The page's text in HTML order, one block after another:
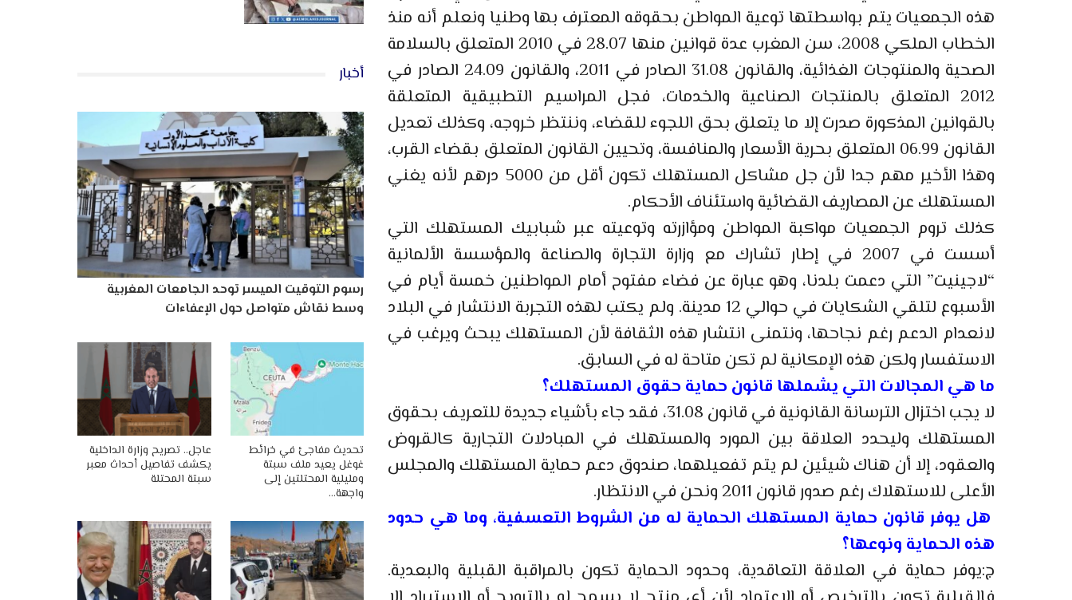
هذه الجمعيات يتم بواسطتها توعية المواطن بحقوقه المعترف بها وطنيا ونعلم أنه منذ
الخطاب الملكي 2008، سن المغرب عدة قوانين منها 28.07 في 2010 المتعلق بالسلامة
الصحية والمنتوجات الغذائية، والقانون 31.08 الصادر في 2011، والقانون 24.09 الصادر في
2012 المتعلق بالمنتجات الصناعية والخدمات، فجل المراسيم التطبيقية المتعلقة
بالقوانين المذكورة صدرت إلا ما يتعلق بحق اللجوء للقضاء، وننتظر خروجه، وكذلك تعديل
القانون 06.99 المتعلق بحرية الأسعار والمنافسة، وتحيين القانون المتعلق بقضاء القرب،
وهذا الأخير مهم جدا لأن جل مشاكل المستهلك تكون أقل من 5000 درهم لأنه يغني
المستهلك عن المصاريف القضائية واستئناف الأحكام.
كذلك تروم الجمعيات مواكبة المواطن ومؤازرته وتوعيته عبر شبابيك المستهلك التي
أسست في 2007 في إطار تشارك مع وزارة التجارة والصناعة والمؤسسة الألمانية
“لاجينيت” التي دعمت بلدنا، وهو عبارة عن فضاء مفتوح أمام المواطنين خمسة أيام في
الأسبوع لتلقي الشكايات في حوالي 12 مدينة. ولم يكتب لهذه التجربة الانتشار في البلاد
لانعدام الدعم رغم نجاحها، ونتمنى انتشار هذه الثقافة لأن المستهلك يبحث ويرغب في
الاستفسار ولكن هذه الإمكانية لم تكن متاحة له في السابق.
ما هي المجالات التي يشملها قانون حماية حقوق المستهلك؟
لا يجب اختزال الترسانة القانونية في قانون 31.08، فقد جاء بأشياء جديدة للتعريف بحقوق
المستهلك وليحدد العلاقة بين المورد والمستهلك في المبادلات التجارية كالقروض
والعقود، إلا أن هناك شيئين لم يتم تفعيلهما، صندوق دعم حماية المستهلك والمجلس
الأعلى للاستهلاك رغم صدور قانون 2011 ونحن في الانتظار.
هل يوفر قانون حماية المستهلك الحماية له من الشروط التعسفية، وما هي حدود
هذه الحماية ونوعها؟
ج:يوفر حماية في العلاقة التعاقدية، وحدود الحماية تكون بالمراقبة القبلية والبعدية.
أخبار
رسوم التوقيت الميسر توحد الجامعات المغربية
وسط نقاش متواصل حول الإعفاءات
تحديث مفاجئ في خرائط
غوغل يعيد ملف سبتة
ومليلية المحتلتين إلى
واجهة…
عاجل.. تصريح وزارة الداخلية
يكشف تفاصيل أحداث معبر
سبتة المحتلة